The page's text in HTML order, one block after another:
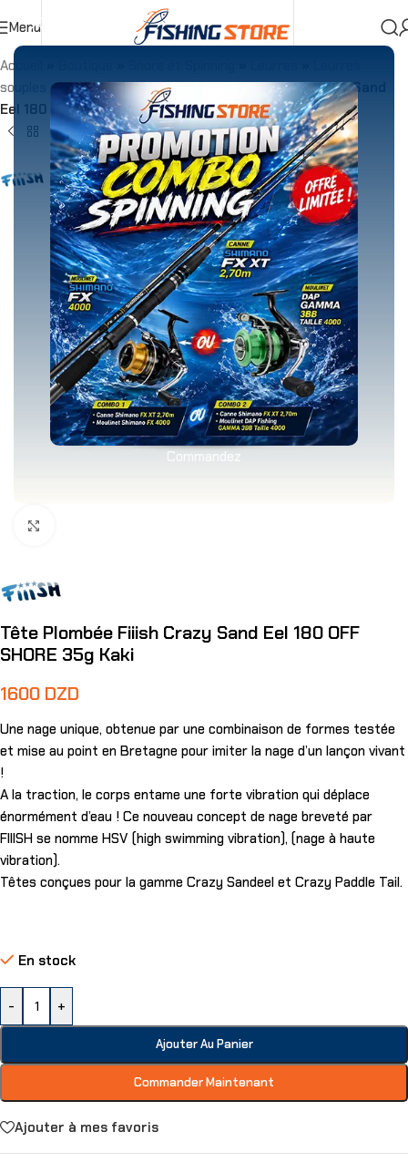
Commandez
Menu
Accueil
souples
»Têtes Plombées»Tête Plombée Fiiish Crazy Sand
Eel 180 OFF SHORE 35g Kaki
Tête Plombée Fiiish Crazy Sand Eel 180 OFF
SHORE 35g Kaki
1600 DZD
Une nage unique, obtenue par une combinaison de formes testée
et mise au point en Bretagne pour imiter la nage d’un lançon vivant
!
A la traction, le corps entame une forte vibration qui déplace
énormément d’eau ! Ce nouveau concept de nage breveté par
FIIISH se nomme HSV (high swimming vibration), (nage à haute
vibration).
Têtes conçues pour la gamme Crazy Sandeel et Crazy Paddle Tail.
En stock
- +
Ajouter Au Panier
Commander Maintenant
Ajouter à mes favoris